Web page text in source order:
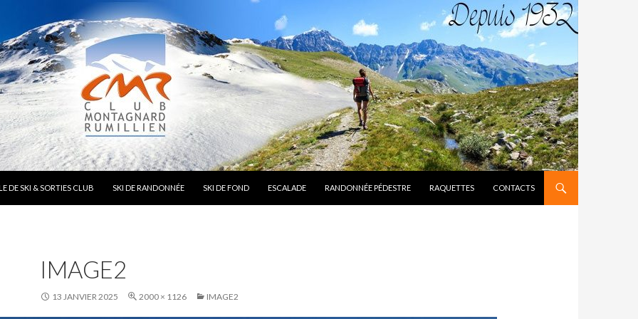
DE SKI & SORTIES CLUB SKI DE RANDONNÉE SKI DE FOND ESCALADE RANDONNÉE PÉDESTRE RAQUETTES CONTACTS
IMAGE2
13 JANVIER 2025 2000 × 1126 IMAGE2